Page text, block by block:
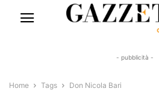
- pubblicità -
Home Tags Don Nicola Bari